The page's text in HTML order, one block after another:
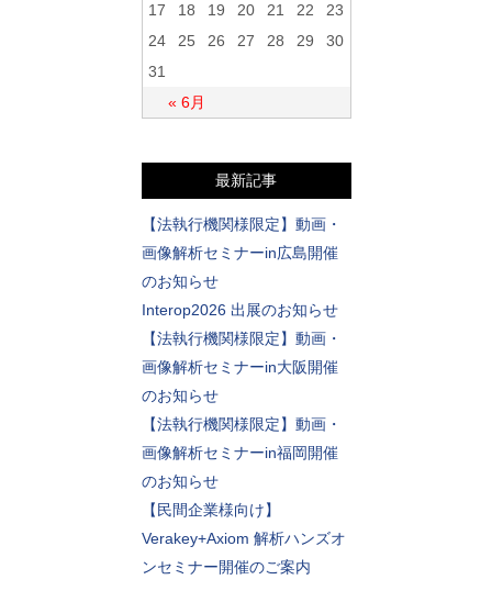
« 6月
17
18 19 20 21 22
23
24
25 26 27 28 29
30
31
最新記事
【法執行機関様限定】動画・
画像解析セミナーin広島開催
のお知らせ
Interop2026 出展のお知らせ
【法執行機関様限定】動画・
画像解析セミナーin大阪開催
のお知らせ
【法執行機関様限定】動画・
画像解析セミナーin福岡開催
のお知らせ
【民間企業様向け】
Verakey+Axiom 解析ハンズオ
ンセミナー開催のご案内